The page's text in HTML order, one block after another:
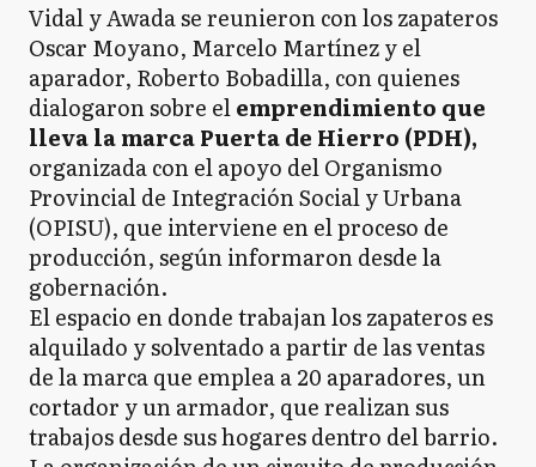
Vidal y Awada se reunieron con los zapateros
Oscar Moyano, Marcelo Martínez y el
aparador, Roberto Bobadilla, con quienes
dialogaron sobre elemprendimiento que
lleva la marca Puerta de Hierro (PDH),
organizada con el apoyo del Organismo
Provincial de Integración Social y Urbana
(OPISU), que interviene en el proceso de
producción, según informaron desde la
gobernación.
El espacio en donde trabajan los zapateros es
alquilado y solventado a partir de las ventas
de la marca que emplea a 20 aparadores, un
cortador y un armador, que realizan sus
trabajos desde sus hogares dentro del barrio.